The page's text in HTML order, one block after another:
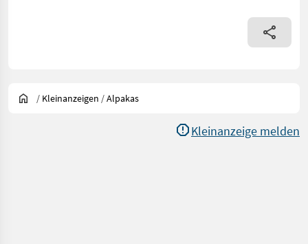
/ Kleinanzeigen /Alpakas
Kleinanzeige melden